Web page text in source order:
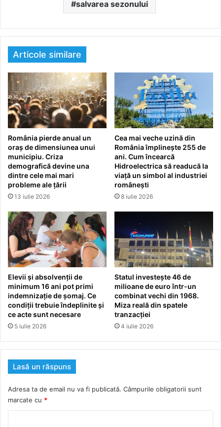
salvarea sezonului
Articole similare
România pierde anual un
oraș de dimensiunea unui
municipiu. Criza
demografică devine una
dintre cele mai mari
probleme ale țării
13 iulie 2026
Cea mai veche uzină din
România împlinește 255 de
ani. Cum încearcă
Hidroelectrica să readucă la
viață un simbol al industriei
românești
8 iulie 2026
Elevii și absolvenții de
minimum 16 ani pot primi
indemnizație de șomaj. Ce
condiții trebuie îndeplinite și
ce acte sunt necesare
5 iulie 2026
Statul investește 46 de
milioane de euro într-un
combinat vechi din 1968.
Miza reală din spatele
tranzacției
4 iulie 2026
Lasă un răspuns
Adresa ta de email nu va fi publicată. Câmpurile obligatorii sunt
marcate cu *